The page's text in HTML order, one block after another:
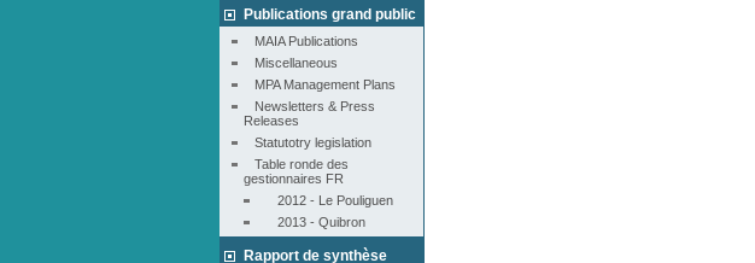
Publications grand public
MAIA Publications
Miscellaneous
MPA Management Plans
Newsletters & Press
Releases
Statutotry legislation
Table ronde des
gestionnaires FR
2012 - Le Pouliguen
2013 - Quibron
Rapport de synthèse